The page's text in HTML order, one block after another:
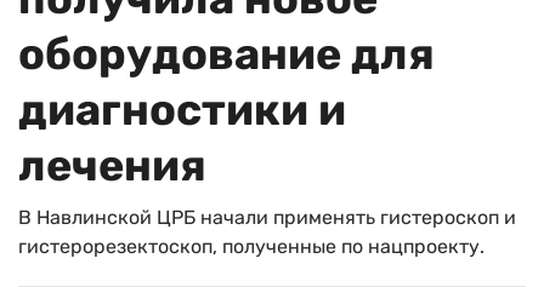
оборудование для
диагностики и
лечения
В Навлинской ЦРБ начали применять гистероскоп и
гистерорезектоскоп, полученные по нацпроекту.